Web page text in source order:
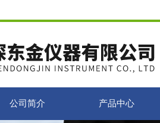
公司简介 产品中心